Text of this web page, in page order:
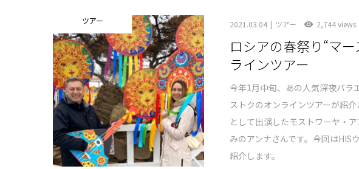
ツアー 2021.03.04 ツアー 2,744 views
ロシアの春祭り“マ
ラインツアー
今年1月中旬、あの人気深夜バラ
ストクのオンラインツアーが紹
として出演したモストワーヤ・
みのアンナさんです。今回はHIS
紹介します。